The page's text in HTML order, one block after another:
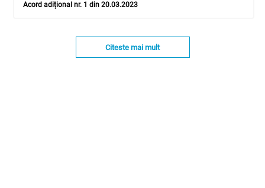
Acord adițional nr. 1 din 20.03.2023
Citeste mai mult